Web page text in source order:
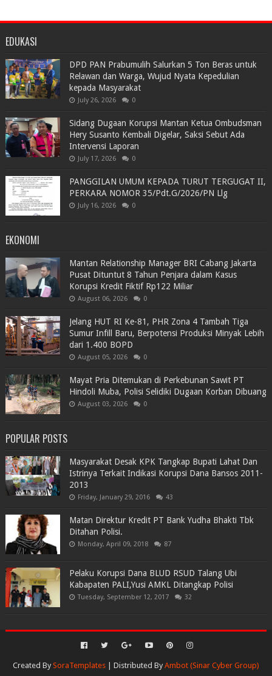
EDUKASI
DPD PAN Prabumulih Salurkan 5 Ton Beras untuk
Relawan dan Warga, Wujud Nyata Kepedulian
kepada Masyarakat
July 26, 2026 0
Sidang Dugaan Korupsi Mantan Ketua Ombudsman
Hery Susanto Kembali Digelar, Saksi Sebut Ada
Intervensi Laporan
July 17, 2026 0
PANGGILAN UMUM KEPADA TURUT TERGUGAT II,
PERKARA NOMOR 35/Pdt.G/2026/PN Llg
July 16, 2026 0
EKONOMI
Mantan Relationship Manager BRI Cabang Jakarta
Pusat Dituntut 8 Tahun Penjara dalam Kasus
Korupsi Kredit Fiktif Rp122 Miliar
August 06, 2026 0
Jelang HUT RI Ke-81, PHR Zona 4 Tambah Tiga
Sumur Infill Baru, Berpotensi Produksi Minyak Lebih
dari 1.400 BOPD
August 05, 2026 0
Mayat Pria Ditemukan di Perkebunan Sawit PT
Hindoli Muba, Polisi Selidiki Dugaan Korban Dibuang
August 03, 2026 0
POPULAR POSTS
Masyarakat Desak KPK Tangkap Bupati Lahat Dan
Istrinya Terkait Indikasi Korupsi Dana Bansos 2011-
2013
Friday, January 29, 2016 43
Matan Direktur Kredit PT Bank Yudha Bhakti Tbk
Ditahan Polisi.
Monday, April 09, 2018 87
Pelaku Korupsi Dana BLUD RSUD Talang Ubi
Kabapaten PALI,Yusi AMKL Ditangkap Polisi
Tuesday, September 12, 2017 32
Created By SoraTemplates| Distributed By Ambot (Sinar Cyber Group)